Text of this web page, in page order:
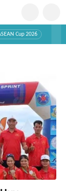
Cup 2026